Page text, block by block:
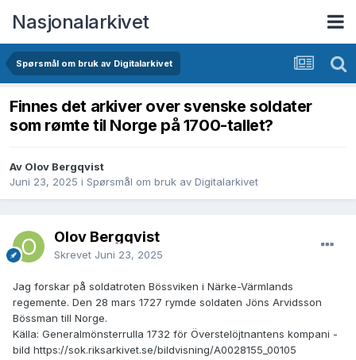
Nasjonalarkivet
Spørsmål om bruk av Digitalarkivet
Finnes det arkiver over svenske soldater
som rømte til Norge på 1700-tallet?
Av Olov Bergqvist
Juni 23, 2025 i Spørsmål om bruk av Digitalarkivet
Olov Bergqvist
Skrevet Juni 23, 2025
Jag forskar på soldatroten Bössviken i Närke-Värmlands
regemente. Den 28 mars 1727 rymde soldaten Jöns Arvidsson
Bössman till Norge.
Källa: Generalmönsterrulla 1732 för Överstelöjtnantens kompani -
bild https://sok.riksarkivet.se/bildvisning/A0028155_00105